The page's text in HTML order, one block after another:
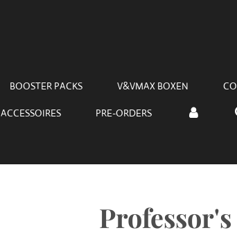
BOOSTER PACKS V&VMAX BOXEN
ACCESSOIRES PRE-ORDERS